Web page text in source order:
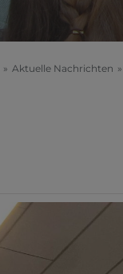
» Aktuelle Nachrichten »